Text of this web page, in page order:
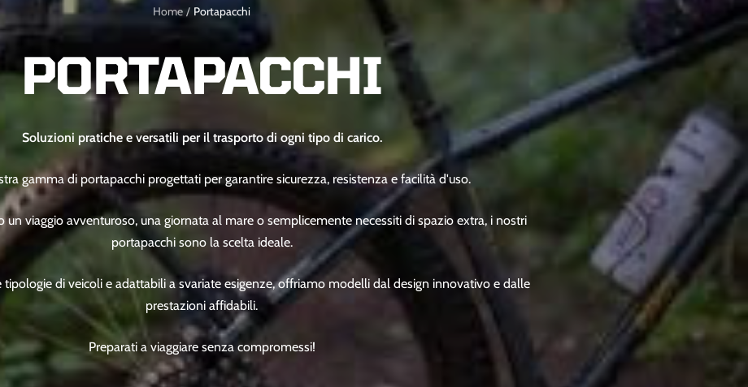
Home Portapacchi
PORTAPACCHI
Soluzioni pratiche e versatili per il trasporto di ogni tipo di carico.
gamma di portapacchi progettati per garantire sicurezza, resistenza e facilità d'uso.
un viaggio avventuroso, una giornata al mare o semplicemente necessiti di spazio extra, i nostri
portapacchi sono la scelta ideale.
di veicoli e adattabili a svariate esigenze, offriamo modelli dal design innovativo e dalle
prestazioni affidabili.
Preparati a viaggiare senza compromessi!